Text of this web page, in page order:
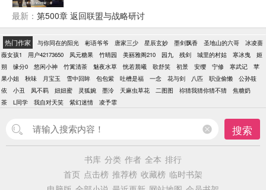
威胁以及人心的险恶。他们既要抵御丧尸，又要防备
其他幸存者抢夺物资。 在一次被丧尸群围攻时，他们
被一群恶势力发现，恶势力想抢夺物资并伤害他们。
结局是男女主凭借智慧和默契击退恶势力，他们的感
情也在共同应对危机中愈发深厚，最终在末世的一
角，幸福地相伴生活，继续守护着他们的囤粮小窝。
最新： 第500章 返回联盟与战略研讨
热门作家 与你同在的阳光 彬语爷爷 唐家三少 星辰玄妙 墨剑飘香 圣地山的六哥
冰凌蔷
薇女孩1
用户42173650 凤元糖果 竹晴园 美丽雅阁210 园九 残剑 城里的村姑 寒冰曳
姬
朔
缘分0 悠闲小神 竹篱清茶 魅夜水草 恍若晨曦 歌舒笑 初景 安缨 宁修 寒武记
苹
果小姐
秋味 月宝玉 雪中回眸 包包紫 吐槽是福 一念 花与剑 八匹 职业偷懒
公孙筱
依
小丑 凤不羁 妞妞蜜 灵狐婉 墨泠 天麻虫草花 二图图 祢猜我猜你猜不猜
焦糖奶
茶
L同学 我自对天笑 紫幻迷情 凌予霏
搜索
书库 分类 作者 全本 排行
首页 点击榜 推荐榜 收藏榜 临时书架